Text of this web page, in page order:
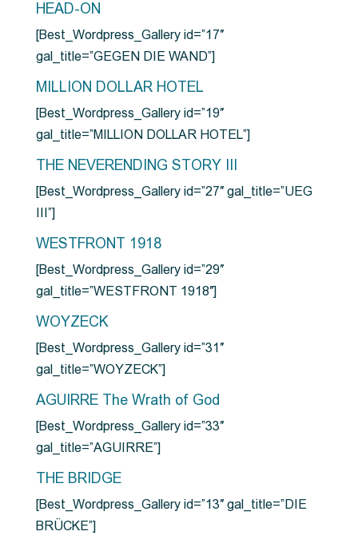
HEAD-ON
[Best_Wordpress_Gallery id=”17″
gal_title=”GEGEN DIE WAND”]
MILLION DOLLAR HOTEL
[Best_Wordpress_Gallery id=”19″
gal_title=”MILLION DOLLAR HOTEL”]
THE NEVERENDING STORY III
[Best_Wordpress_Gallery id=”27″ gal_title=”UEG
III”]
WESTFRONT 1918
[Best_Wordpress_Gallery id=”29″
gal_title=”WESTFRONT 1918″]
WOYZECK
[Best_Wordpress_Gallery id=”31″
gal_title=”WOYZECK”]
AGUIRRE The Wrath of God
[Best_Wordpress_Gallery id=”33″
gal_title=”AGUIRRE”]
THE BRIDGE
[Best_Wordpress_Gallery id=”13″ gal_title=”DIE
BRÜCKE”]